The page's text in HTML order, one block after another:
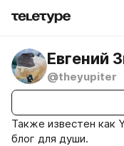
Евгений
@theyupiter
Также известен как
блог для души.